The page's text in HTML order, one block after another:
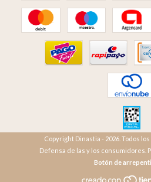
Copyright Dinastia - 2026. Todos
Defensa de las y los consumidores.
Botón de